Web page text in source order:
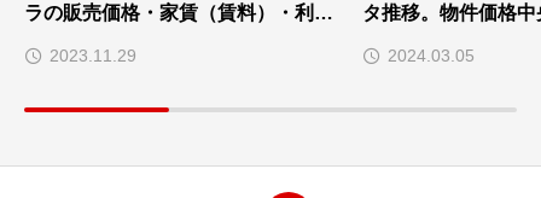
ラの販売価格・家賃（賃料）・利回
り）2023.11.29
タ推移。物件価格
り物件価格、販売
2024.03.05